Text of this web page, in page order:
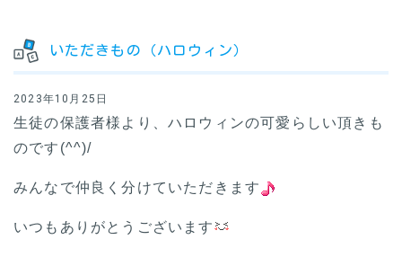
いただきもの（ハロウィン）
2023年10月25日
生徒の保護者様より、ハロウィンの可愛らしい頂きも
のです(^^)/
みんなで仲良く分けていただきます
いつもありがとうございます